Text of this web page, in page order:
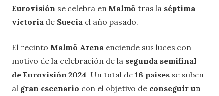
Eurovisión se celebra en Malmö tras la séptima
victoria de Suecia el año pasado.
El recinto Malmö Arena enciende sus luces con
motivo de la celebración de la segunda semifinal
de Eurovisión 2024. Un total de 16 países se suben
al gran escenario con el objetivo de conseguir un